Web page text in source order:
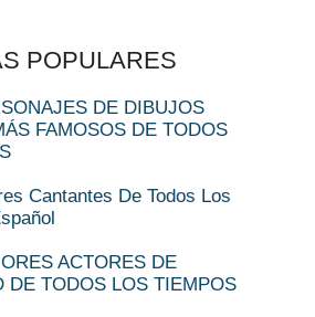
POPULARES
DE DIBUJOS
FAMOSOS DE TODOS
Cantantes De Todos Los
ACTORES DE
DE TODOS LOS TIEMPOS